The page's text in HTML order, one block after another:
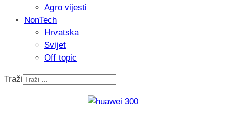
Recenzija: Einhell Professional CP-
nikada prije
Agro vijesti
NonTech
Hrvatska
Svijet
Off topic
Traži